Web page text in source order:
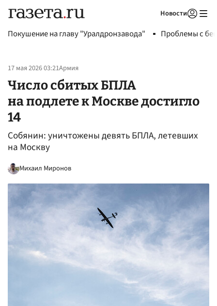
Новости
Покушение на главу "Уралдронзавода" Проблемы с
17 мая 2026 03:21Армия
Число сбитых БПЛА
на подлете к Москве достигло
14
Собянин: уничтожены девять БПЛА, летевших
на Москву
Михаил Миронов